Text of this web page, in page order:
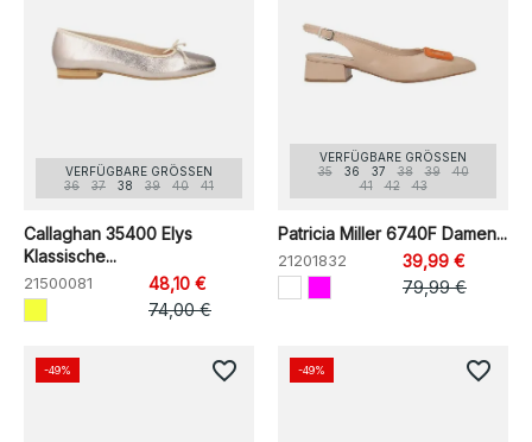
VERFÜGBARE GRÖSSEN
36
37 38 39 40 41
Callaghan 35400 Elys
Klassische...
21500081
48,10 €
74,00 €
VERFÜGBARE GRÖSSEN
35
36 37 38 39
40
41
42 43
Patricia Miller 6740F Damen...
21201832
39,99 €
79,99 €
-49% favorite_border -49% favorite_border